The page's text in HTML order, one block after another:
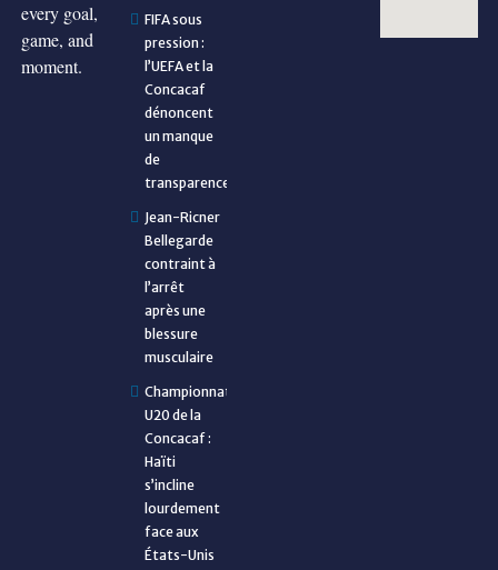
every goal,
game, and
moment.
FIFA sous
pression :
l’UEFA et la
Concacaf
dénoncent
un manque
de
transparence
Jean-Ricner
Bellegarde
contraint à
l’arrêt
après une
blessure
musculaire
Championnat
U20 de la
Concacaf :
Haïti
s’incline
lourdement
face aux
États-Unis